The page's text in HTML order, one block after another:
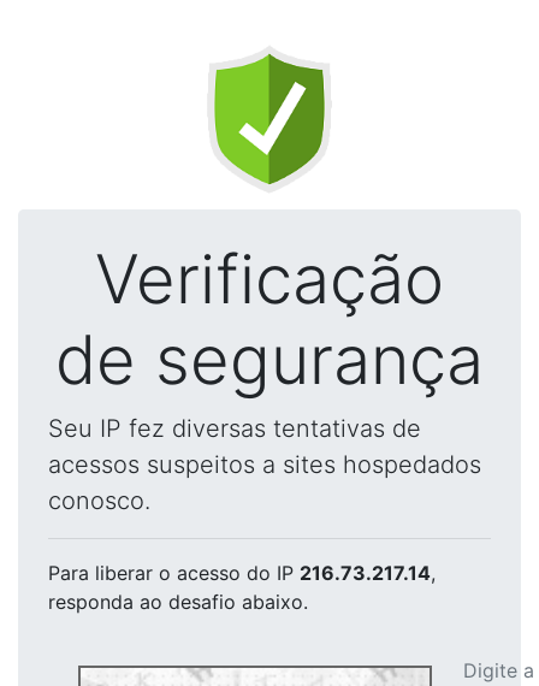
Verificação
de segurança
Seu IP fez diversas tentativas de
acessos suspeitos a sites hospedados
conosco.
Para liberar o acesso do IP 216.73.217.14,
responda ao desafio abaixo.
Digite